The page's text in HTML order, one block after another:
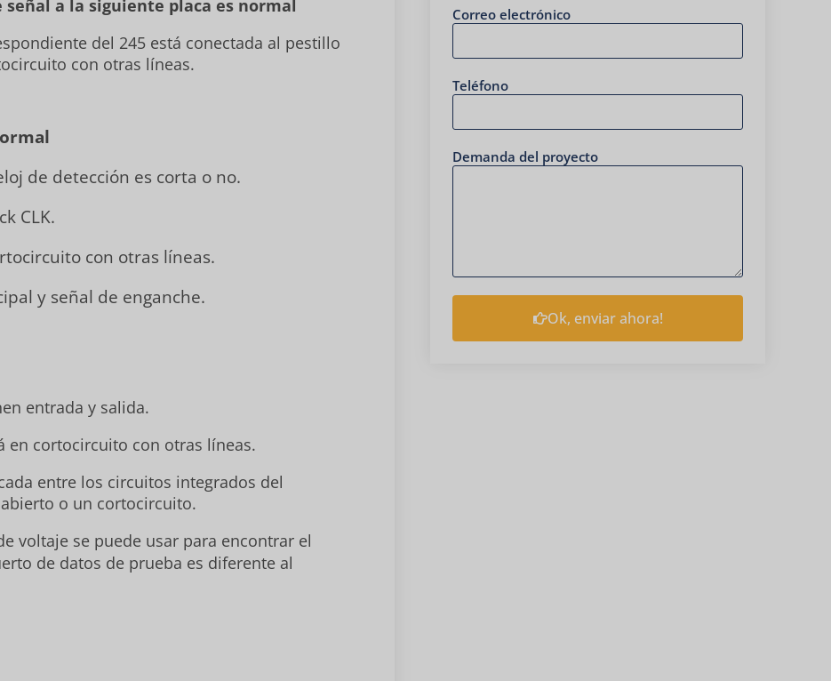
a la siguiente placa es normal
del 245 está conectada al pestillo
con otras líneas.
de detección es corta o no.
CLK.
con otras líneas.
y señal de enganche.
entrada y salida.
en cortocircuito con otras líneas.
entre los circuitos integrados del
o un cortocircuito.
voltaje se puede usar para encontrar el
de datos de prueba es diferente al
Correo electrónico
Teléfono
Demanda del proyecto
Ok, enviar ahora!